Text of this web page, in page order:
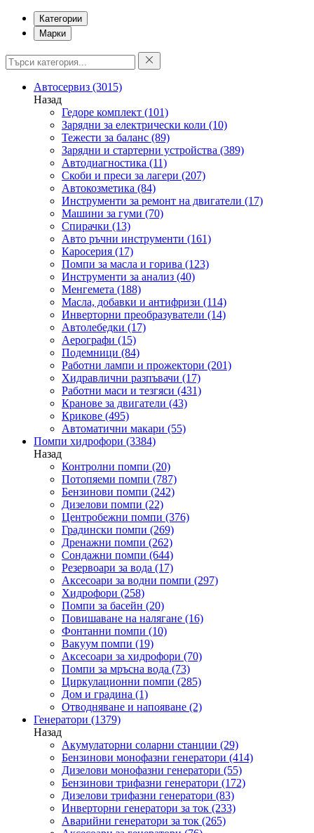
Категории
Марки
Автосервиз (3015)
Назад
Гедоре комплект (101)
Зарядни за електрически коли (10)
Тежести за баланс (89)
Зарядни и стартерни устройства (389)
Автодиагностика (11)
Скоби и преси за лагери (207)
Автокозметика (84)
Инструменти за ремонт на двигатели (17)
Машини за гуми (70)
Спирачки (13)
Авто ръчни инструменти (161)
Каросерия (17)
Помпи за масла и горива (123)
Инструменти за анализ (40)
Менгемета (188)
Масла, добавки и антифризи (114)
Инверторни преобразуватели (14)
Автолебедки (17)
Аерографи (15)
Подемници (84)
Работни лампи и прожектори (201)
Хидравлични разпъвачи (17)
Работни маси и тезгяси (431)
Кранове за двигатели (43)
Крикове (495)
Автоматични макари (55)
Помпи хидрофори (3384)
Назад
Контролни помпи (20)
Потопяеми помпи (787)
Бензинови помпи (242)
Дизелови помпи (22)
Центробежни помпи (376)
Градински помпи (269)
Дренажни помпи (262)
Сондажни помпи (644)
Резервоари за вода (17)
Аксесоари за водни помпи (297)
Хидрофори (258)
Помпи за басейн (20)
Повишаване на налягане (16)
Фонтанни помпи (10)
Вакуум помпи (19)
Аксесоари за хидрофори (70)
Помпи за мръсна вода (73)
Циркулационни помпи (285)
Дом и градина (1)
Отводняване и напояване (2)
Генератори (1379)
Назад
Акумулаторни соларни станции (29)
Бензинови монофазни генератори (414)
Дизелови монофазни генератори (55)
Бензинови трифазни генератори (172)
Дизелови трифазни генератори (83)
Инверторни генератори за ток (233)
Аварийни генератори за ток (265)